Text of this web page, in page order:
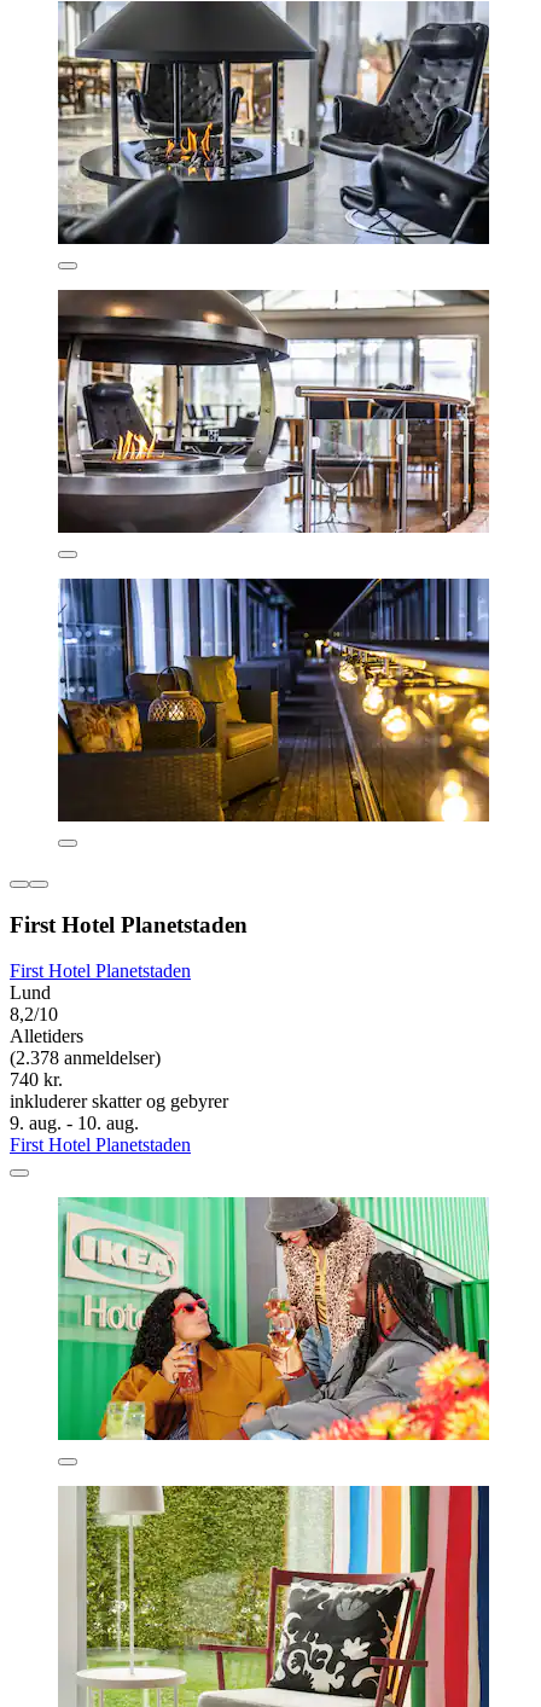
First Hotel Planetstaden
First Hotel Planetstaden
Lund
8,2/10
Alletiders
(2.378 anmeldelser)
740 kr.
inkluderer skatter og gebyrer
9. aug. - 10. aug.
First Hotel Planetstaden